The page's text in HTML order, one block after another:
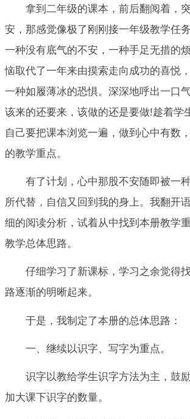
拿到二年级的课本，前后翻阅着，
安，那感觉像极了刚刚接一年级教学任
一种没有底气的不安，一种手足无措的
恼取代了一年来由摸索走向成功的喜悦
一种如履薄冰的恐惧。深深地呼出一口
该来的还要来，该做的还是要做!趁着学
自己要把课本浏览一遍，做到心中有数
的教学重点。
有了计划，心中那股不安随即被一
所代替，自信又回到我的身上。我翻开
细的阅读分析，试着从中找到本册教学
教学总体思路。
仔细学习了新课标，学习之余觉得
路逐渐的明晰起来。
于是，我制定了本册的总体思路：
一、继续以识字、写字为重点。
识字以教给学生识字方法为主，鼓
加大课下识字的数量。